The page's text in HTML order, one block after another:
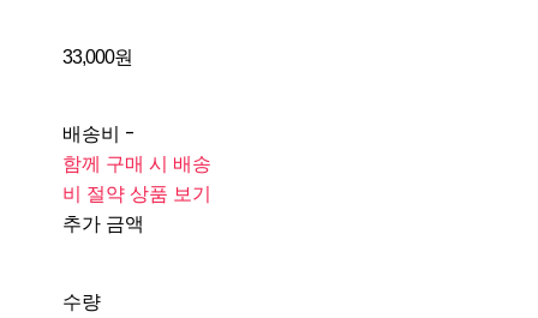
33,000원
배송비 -
함께 구매 시 배송
비 절약 상품 보기
추가 금액
수량